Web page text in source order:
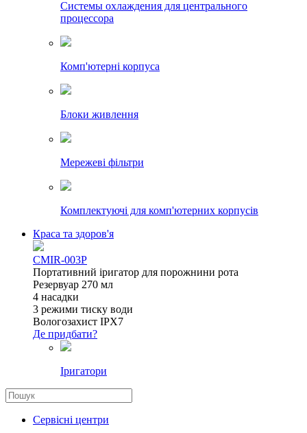
Системы охлаждения для центрального
процессора
Комп'ютерні корпуса
Блоки живлення
Мережеві фільтри
Комплектуючі для комп'ютерних корпусів
Краса та здоров'я
CMIR-003P
Портативний іригатор для порожнини рота
Резервуар 270 мл
4 насадки
3 режими тиску води
Вологозахист IPX7
Де придбати?
Іригатори
Сервісні центри